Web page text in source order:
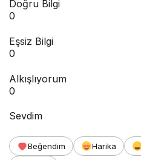
Doğru Bilgi
0
Eşsiz Bilgi
0
Alkışlıyorum
0
Sevdim
Beğendim Harika